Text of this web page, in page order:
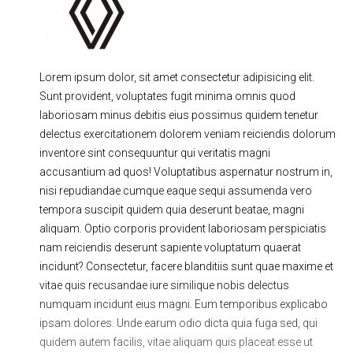
Ходовая часть
Запчасти Двигатель
Тормозная система Замена Ремней
Lorem ipsum dolor, sit amet consectetur adipisicing elit.
Sunt provident, voluptates fugit minima omnis quod
laboriosam minus debitis eius possimus quidem tenetur
delectus exercitationem dolorem veniam reiciendis dolorum
inventore sint consequuntur qui veritatis magni
accusantium ad quos! Voluptatibus aspernatur nostrum in,
nisi repudiandae cumque eaque sequi assumenda vero
tempora suscipit quidem quia deserunt beatae, magni
aliquam. Optio corporis provident laboriosam perspiciatis
nam reiciendis deserunt sapiente voluptatum quaerat
incidunt? Consectetur, facere blanditiis sunt quae maxime et
vitae quis recusandae iure similique nobis delectus
numquam incidunt eius magni. Eum temporibus explicabo
ipsam dolores. Unde earum odio dicta quia fuga sed, qui
quidem autem facilis, vitae aliquam quis placeat esse ut